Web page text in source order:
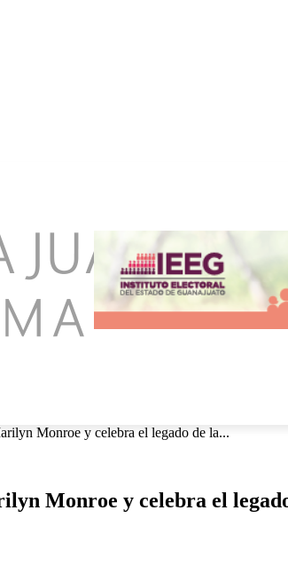
Monroe y celebra el legado de la...
Monroe y celebra el